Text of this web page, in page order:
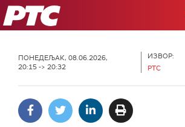
РТС
ПОНЕДЕЉАК, 08.06.2026,
20:15 -> 20:32
ИЗВОР:
РТС